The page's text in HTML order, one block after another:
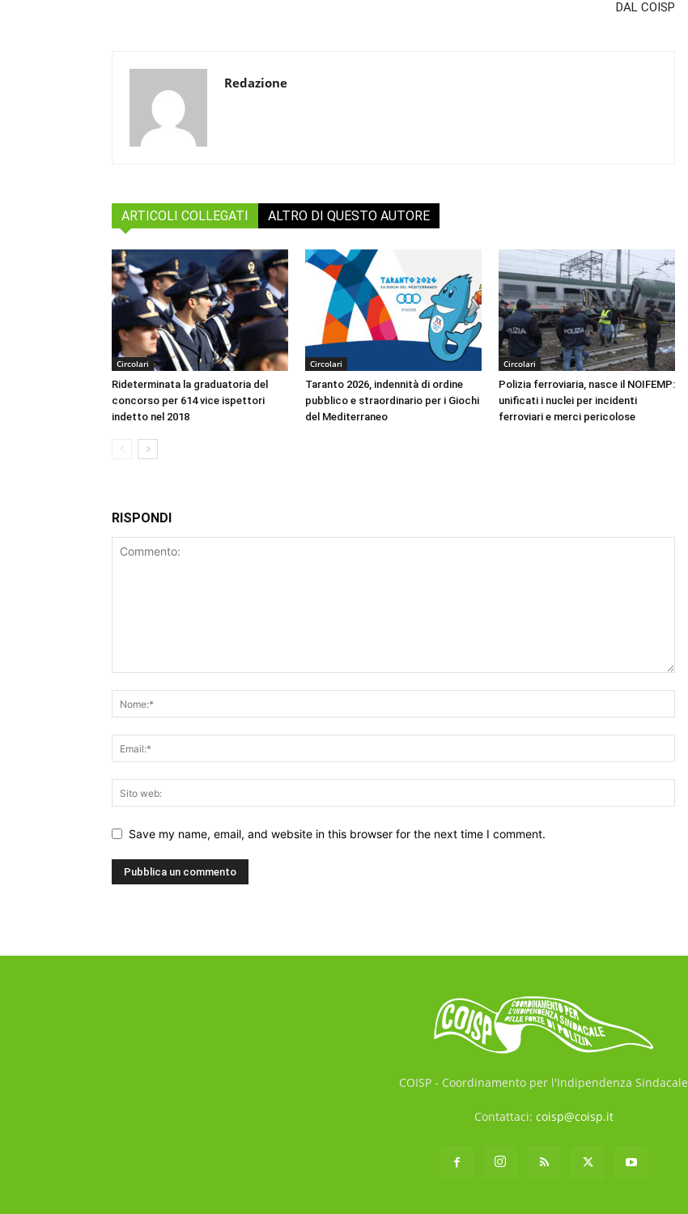
DAL COISP
Redazione
ARTICOLI COLLEGATI ALTRO DI QUESTO AUTORE
Circolari
Rideterminata la graduatoria del
concorso per 614 vice ispettori
indetto nel 2018
Circolari
Taranto 2026, indennità di ordine
pubblico e straordinario per i Giochi
del Mediterraneo
Circolari
Polizia ferroviaria, nasce il NOIFEMP:
unificati i nuclei per incidenti
ferroviari e merci pericolose
RISPONDI
Save my name, email, and website in this browser for the next time I comment.
COISP - Coordinamento per l'Indipendenza Sindacale
Contattaci: coisp@coisp.it